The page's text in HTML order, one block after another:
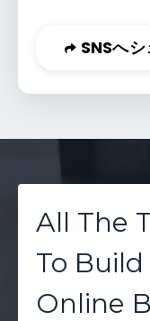
SNSへ
All The
To
Online